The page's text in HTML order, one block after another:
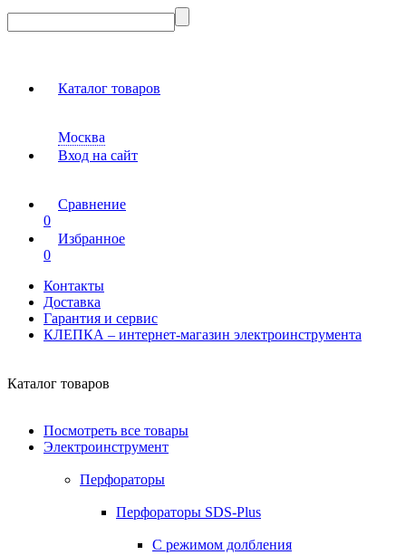
Каталог товаров
Москва
Вход на сайт
Сравнение
0
Избранное
0
Контакты
Доставка
Гарантия и сервис
КЛЕПКА – интернет-магазин электроинструмента
Каталог товаров
Посмотреть все товары
Электроинструмент
Перфораторы
Перфораторы SDS-Plus
С режимом долбления